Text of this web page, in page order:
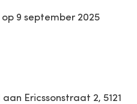
op 9 september 2025
Ericssonstraat 2, 5121